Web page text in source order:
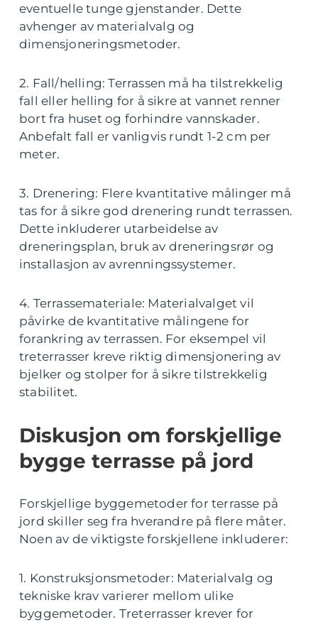
eventuelle tunge gjenstander. Dette
avhenger av materialvalg og
dimensjoneringsmetoder.
2. Fall/helling: Terrassen må ha tilstrekkelig
fall eller helling for å sikre at vannet renner
bort fra huset og forhindre vannskader.
Anbefalt fall er vanligvis rundt 1-2 cm per
meter.
3. Drenering: Flere kvantitative målinger må
tas for å sikre god drenering rundt terrassen.
Dette inkluderer utarbeidelse av
dreneringsplan, bruk av dreneringsrør og
installasjon av avrenningssystemer.
4. Terrassemateriale: Materialvalget vil
påvirke de kvantitative målingene for
forankring av terrassen. For eksempel vil
treterrasser kreve riktig dimensjonering av
bjelker og stolper for å sikre tilstrekkelig
stabilitet.
Diskusjon om forskjellige
bygge terrasse på jord
Forskjellige byggemetoder for terrasse på
jord skiller seg fra hverandre på flere måter.
Noen av de viktigste forskjellene inkluderer:
1. Konstruksjonsmetoder: Materialvalg og
tekniske krav varierer mellom ulike
byggemetoder. Treterrasser krever for